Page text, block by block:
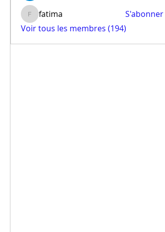
fatima
fatima
S'abonner
Voir tous les membres (194)